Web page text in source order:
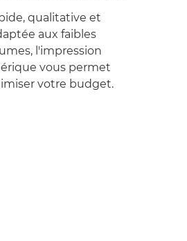
qualitative et
aux faibles
l'impression
vous permet
votre budget.